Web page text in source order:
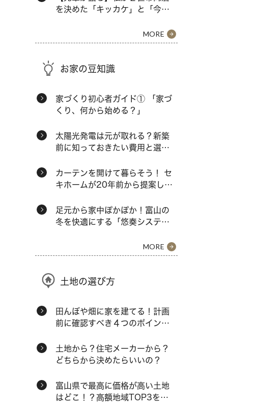
を決めた「キッカケ」と「今の
MORE
お家の豆知識
家づくり初心者ガイド① 「家づ
くり、何から始める？」
太陽光発電は元が取れる？新築
前に知っておきたい費用と選択
カーテンを開けて暮らそう！ セ
キホームが20年前から提案し続
足元から家中ぽかぽか！富山の
冬を快適にする「悠奏システ
MORE
土地の選び方
田んぼや畑に家を建てる！計画
前に確認すべき４つのポイント
土地から？住宅メーカーから？
どちらから決めたらいいの？
富山県で最高に価格が高い土地
はどこ！？高額地域TOP3を大